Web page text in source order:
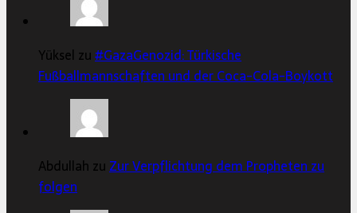
Yüksel zu#GazaGenozid: Türkische
Fußballmannschaften und der Coca-Cola-Boykott
Abdullah zu Zur Verpflichtung dem Propheten zu
folgen